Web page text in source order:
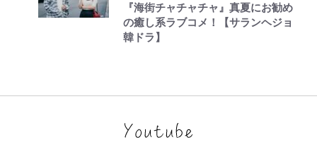
『海街チャチャチャ』真夏にお勧め
の癒し系ラブコメ！【サランヘジョ
韓ドラ】